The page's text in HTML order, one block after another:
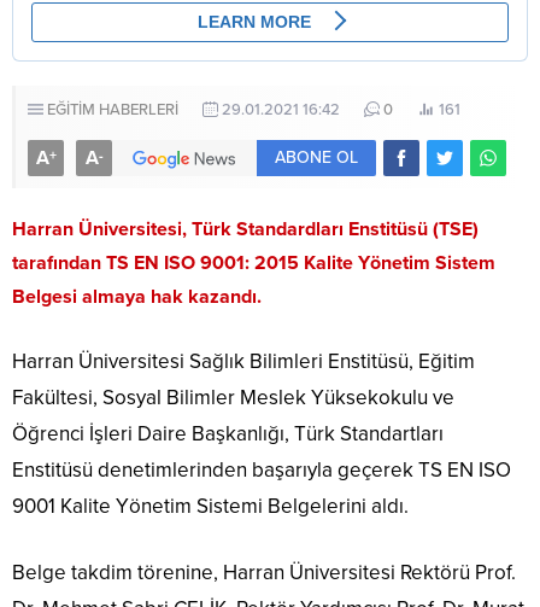
EĞİTİM HABERLERİ 29.01.2021 16:42 0 161
A+ A- ABONE OL
Harran Üniversitesi, Türk Standardları Enstitüsü (TSE)
tarafından TS EN ISO 9001: 2015 Kalite Yönetim Sistem
Belgesi almaya hak kazandı.
Harran Üniversitesi Sağlık Bilimleri Enstitüsü, Eğitim
Fakültesi, Sosyal Bilimler Meslek Yüksekokulu ve
Öğrenci İşleri Daire Başkanlığı, Türk Standartları
Enstitüsü denetimlerinden başarıyla geçerek TS EN ISO
9001 Kalite Yönetim Sistemi Belgelerini aldı.
Belge takdim törenine, Harran Üniversitesi Rektörü Prof.